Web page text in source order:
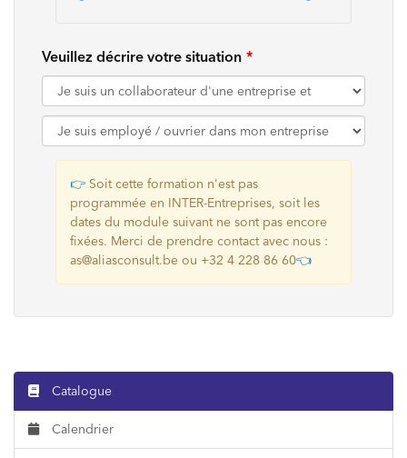
Veuillez décrire votre situation
👉 Soit cette formation n'est pas
programmée en INTER-Entreprises, soit les
dates du module suivant ne sont pas encore
fixées. Merci de prendre contact avec nous :
as@aliasconsult.be ou +32 4 228 86 60👈
Catalogue
Calendrier